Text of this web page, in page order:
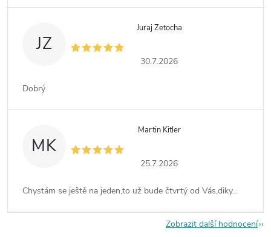
JZ
Juraj Zetocha
30.7.2026
Dobrý
MK
Martin Kitler
25.7.2026
Chystám se ještě na jeden,to už bude čtvrtý od Vás,diky...
Zobrazit další hodnocení